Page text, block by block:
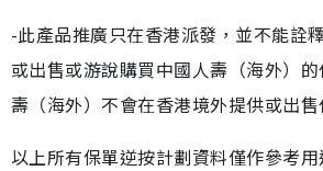
-此產品推廣只在香港派發，並不能詮
或出售或游說購買中國人壽（海外）
壽（海外）不會在香港境外提供或出售
以上所有保單逆按計劃資料僅作參考